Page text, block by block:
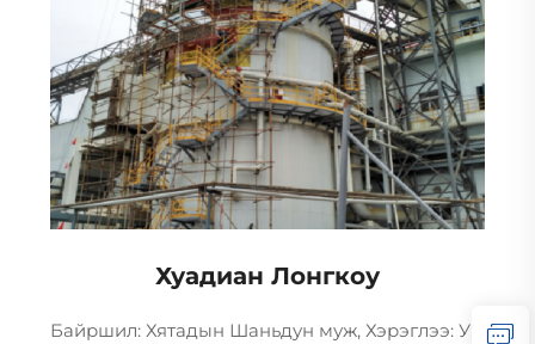
Хуадиан Лонгкоу
Байршил: Хятадын Шаньдун муж, Хэрэглээ: Утаа боловсруулах, Дэлгэрэнгүй: 1×220МВт утаа боловсруулах